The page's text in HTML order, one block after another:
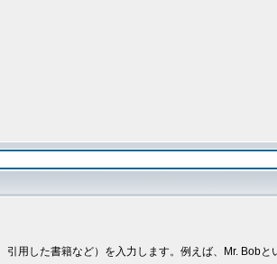
用した書籍など）を入力します。例えば、Mr. Bobと